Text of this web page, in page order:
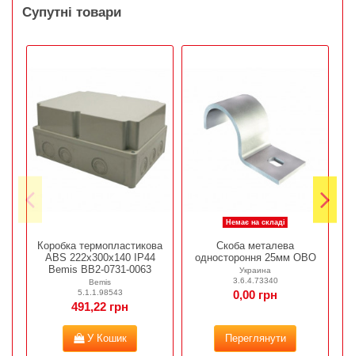
Супутні товари
Коробка термопластикова
ABS 222х300х140 IP44
Bemis BB2-0731-0063
Bemis
5.1.1.98543
491,22 грн
У Кошик
Немає на складі
Скоба металева
одностороння 25мм OBO
Украина
3.6.4.73340
0,00 грн
Переглянути